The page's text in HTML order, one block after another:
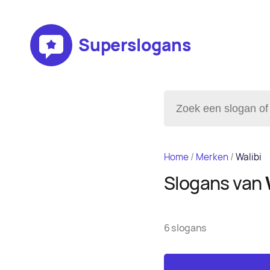
Superslogans
Home/ Merken/Walibi
Slogans van
6 slogans